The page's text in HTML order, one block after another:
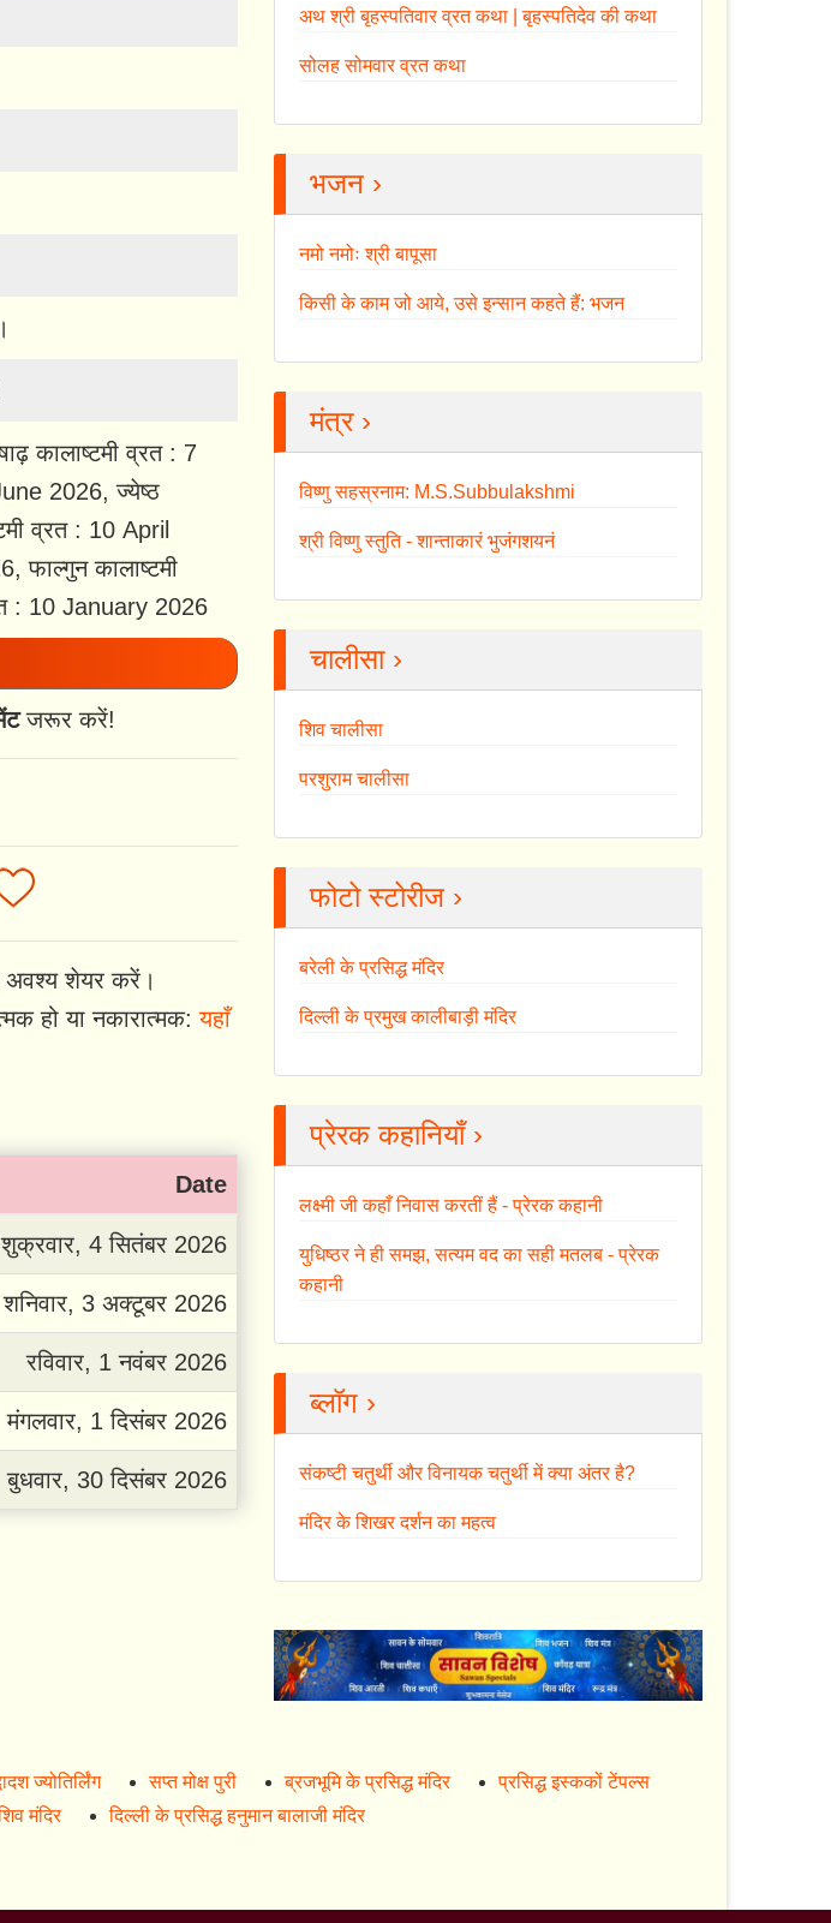
कालाष्टमी व्रत : 7
2026, ज्येष्ठ
व्रत : 10 April
फाल्गुन कालाष्टमी
: 10 January 2026
जरूर करें!
अवश्य शेयर करें।
हो या नकारात्मक:यहाँ
Date
शुक्रवार, 4 सितंबर 2026
शनिवार, 3 अक्टूबर 2026
रविवार, 1 नवंबर 2026
मंगलवार, 1 दिसंबर 2026
बुधवार, 30 दिसंबर 2026
अथ श्री बृहस्पतिवार व्रत कथा | बृहस्पतिदेव की कथा
सोलह सोमवार व्रत कथा
भजन ›
नमो नमोः श्री बापूसा
किसी के काम जो आये, उसे इन्सान कहते हैं: भजन
मंत्र ›
विष्णु सहस्रनाम: M.S.Subbulakshmi
श्री विष्णु स्तुति - शान्ताकारं भुजंगशयनं
चालीसा ›
शिव चालीसा
परशुराम चालीसा
फोटो स्टोरीज ›
बरेली के प्रसिद्ध मंदिर
दिल्ली के प्रमुख कालीबाड़ी मंदिर
प्रेरक कहानियाँ ›
लक्ष्मी जी कहाँ निवास करतीं हैं - प्रेरक कहानी
युधिष्ठर ने ही समझ, सत्यम वद का सही मतलब - प्रेरक
कहानी
ब्लॉग ›
संकष्टी चतुर्थी और विनायक चतुर्थी में क्या अंतर है?
मंदिर के शिखर दर्शन का महत्व
ज्योतिर्लिंग सप्त मोक्ष पुरी ब्रजभूमि के प्रसिद्ध मंदिर
प्रसिद्ध इस्ककों टेंपल्स
मंदिर
दिल्ली के प्रसिद्ध हनुमान बालाजी मंदिर